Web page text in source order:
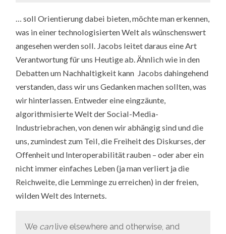
… soll Orientierung dabei bieten, möchte man erkennen,
was in einer technologisierten Welt als wünschenswert
angesehen werden soll. Jacobs leitet daraus eine Art
Verantwortung für uns Heutige ab. Ähnlich wie in den
Debatten um Nachhaltigkeit kann Jacobs dahingehend
verstanden, dass wir uns Gedanken machen sollten, was
wir hinterlassen. Entweder eine eingzäunte,
algorithmisierte Welt der Social-Media-
Industriebrachen, von denen wir abhängig sind und die
uns, zumindest zum Teil, die Freiheit des Diskurses, der
Offenheit und Interoperabilität rauben – oder aber ein
nicht immer einfaches Leben (ja man verliert ja die
Reichweite, die Lemminge zu erreichen) in der freien,
wilden Welt des Internets.
We canlive elsewhere and otherwise, and